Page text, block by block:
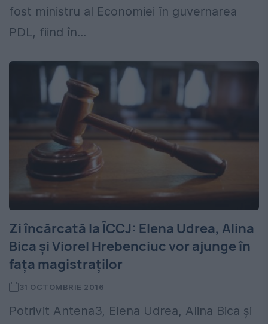
fost ministru al Economiei în guvernarea
PDL, fiind în...
Zi încărcată la ÎCCJ: Elena Udrea, Alina
Bica și Viorel Hrebenciuc vor ajunge în
fața magistraților
31 OCTOMBRIE 2016
Potrivit Antena3, Elena Udrea, Alina Bica și